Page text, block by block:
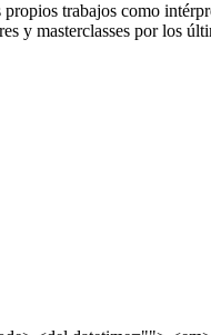
trabajos como
y masterclasses por los